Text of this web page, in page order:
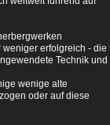
erfolgreich - die
Technik und
wenige alte
oder auf diese